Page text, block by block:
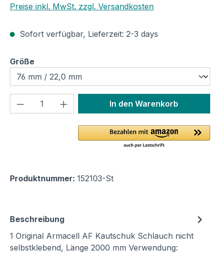
Preise inkl. MwSt. zzgl. Versandkosten
Sofort verfügbar, Lieferzeit: 2-3 days
Größeauswählen
Produkt Anzahl: Gib denIn den Warenkorb
Produktnummer: 152103-St
Beschreibung
1 Original Armacell AF Kautschuk Schlauch nicht
selbstklebend, Länge 2000 mm Verwendung: